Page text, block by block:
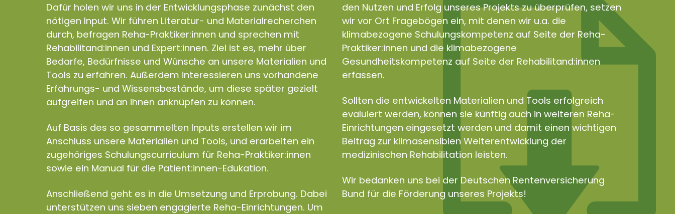
Dafür holen wir uns in der Entwicklungsphase zunächst den
nötigen Input. Wir führen Literatur- und Materialrecherchen
durch, befragen Reha-Praktiker:innen und sprechen mit
Rehabilitand:innen und Expert:innen. Ziel ist es, mehr über
Bedarfe, Bedürfnisse und Wünsche an unsere Materialien und
Tools zu erfahren. Außerdem interessieren uns vorhandene
Erfahrungs- und Wissensbestände, um diese später gezielt
aufgreifen und an ihnen anknüpfen zu können.
Auf Basis des so gesammelten Inputs erstellen wir im
Anschluss unsere Materialien und Tools, und erarbeiten ein
zugehöriges Schulungscurriculum für Reha-Praktiker:innen
sowie ein Manual für die Patient:innen-Edukation.
Anschließend geht es in die Umsetzung und Erprobung. Dabei
unterstützen uns sieben engagierte Reha-Einrichtungen. Um
den Nutzen und Erfolg unseres Projekts zu überprüfen, setzen
wir vor Ort Fragebögen ein, mit denen wir u.a. die
klimabezogene Schulungskompetenz auf Seite der Reha-
Praktiker:innen und die klimabezogene
Gesundheitskompetenz auf Seite der Rehabilitand:innen
erfassen.
Sollten die entwickelten Materialien und Tools erfolgreich
evaluiert werden, können sie künftig auch in weiteren Reha-
Einrichtungen eingesetzt werden und damit einen wichtigen
Beitrag zur klimasensiblen Weiterentwicklung der
medizinischen Rehabilitation leisten.
Wir bedanken uns bei der Deutschen Rentenversicherung
Bund für die Förderung unseres Projekts!